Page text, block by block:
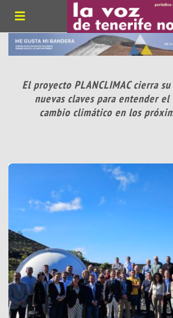
El proyecto PLANCLIMAC cierra
nuevas claves para entender
cambio climático en los